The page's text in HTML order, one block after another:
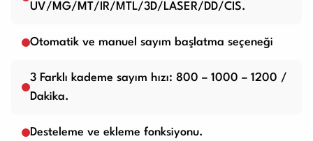
UV/MG/MT/IR/MTL/3D/LASER/DD/CIS.
Otomatik ve manuel sayım başlatma seçeneği
3 Farklı kademe sayım hızı: 800 – 1000 – 1200 /
Dakika.
Desteleme ve ekleme fonksiyonu.